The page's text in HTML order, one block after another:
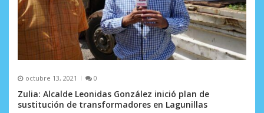
octubre 13, 2021 0
Zulia: Alcalde Leonidas González inició plan de
sustitución de transformadores en Lagunillas